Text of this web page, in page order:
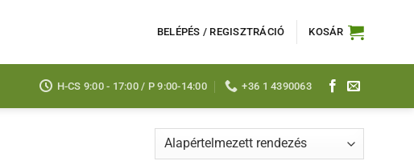
BELÉPÉS / REGISZTRÁCIÓ KOSÁR
H-CS 9:00 - 17:00 / P 9:00-14:00 +36 1 4390063